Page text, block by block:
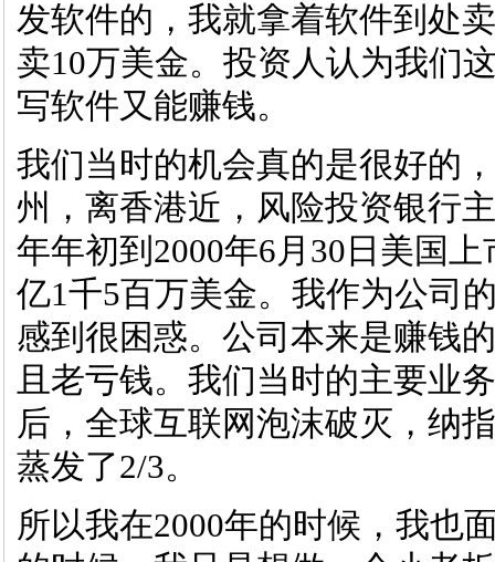
发软件的，我就拿着软件到处
卖10万美金。投资人认为我们
写软件又能赚钱。
我们当时的机会真的是很好的
州，离香港近，风险投资银行
年年初到2000年6月30日美国
亿1千5百万美金。我作为公司
感到很困惑。公司本来是赚钱
且老亏钱。我们当时的主要业
后，全球互联网泡沫破灭，纳
蒸发了2/3。
所以我在2000年的时候，我也